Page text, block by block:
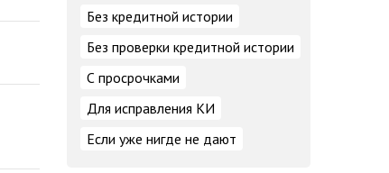
Без кредитной истории
Без проверки кредитной истории
С просрочками
Для исправления КИ
Если уже нигде не дают